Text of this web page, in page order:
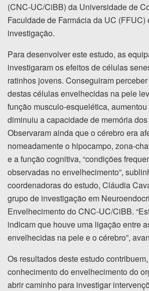
(CNC-UC/CiBB) da Universidade de
Faculdade de Farmácia da UC (FFUC)
investigação.
Para desenvolver este estudo, as
investigaram os efeitos de células
ratinhos jovens. Conseguiram
destas células envelhecidas na pele
função musculo-esquelética,
diminuiu a capacidade de memória
Observaram ainda que o cérebro era
nomeadamente o hipocampo, zona-
e a função cognitiva, “condições
observadas no envelhecimento”,
coordenadoras do estudo, Cláudia
grupo de investigação em
Envelhecimento do CNC-UC/CiBB.
indicam que houve uma ligação entre
envelhecidas na pele e o cérebro”,
Os resultados deste estudo
conhecimento do envelhecimento do
abrir caminho para investigar